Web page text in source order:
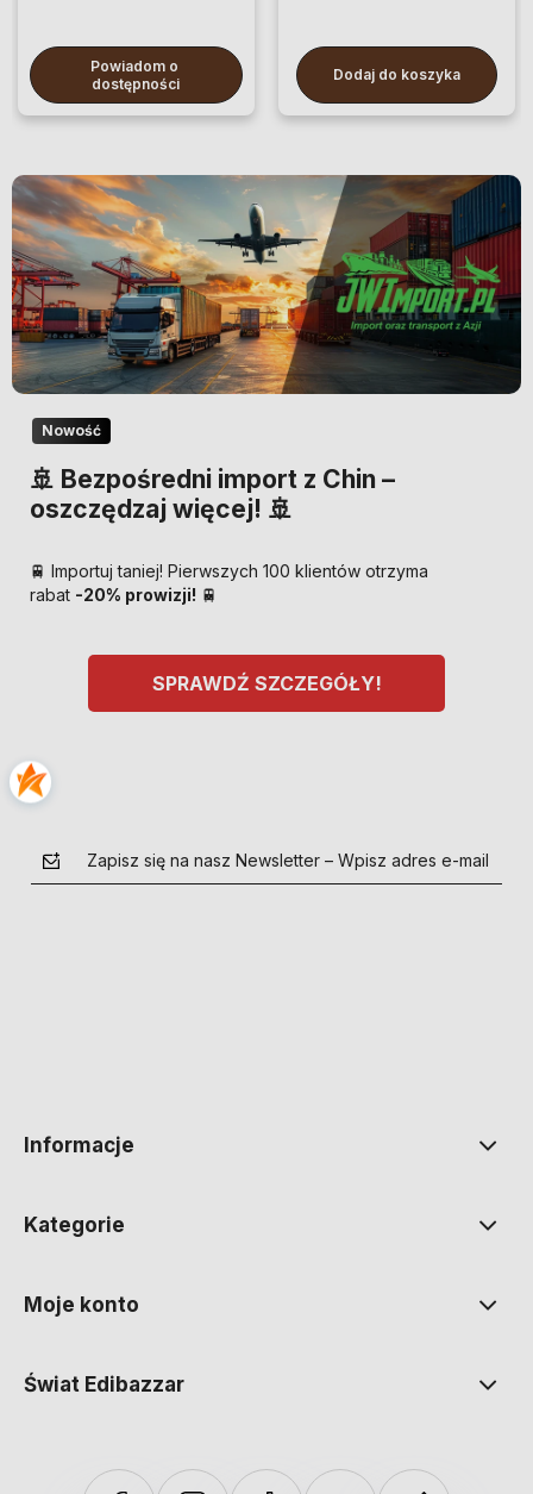
Powiadom o
dostępności
Dodaj do koszyka
Nowość
🚢 Bezpośredni import z Chin –
oszczędzaj więcej! 🚢
🚆 Importuj taniej! Pierwszych 100 klientów otrzyma
rabat -20% prowizji! 🚆
SPRAWDŹ SZCZEGÓŁY!
Zapisz się na nasz Newsletter – Wpisz adres e-mail
Informacje
Kategorie
Moje konto
Świat Edibazzar